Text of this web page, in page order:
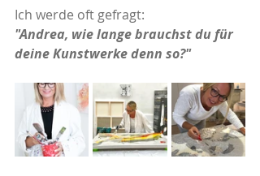
Ich werde oft gefragt:
"Andrea, wie lange brauchst du für
deine Kunstwerke denn so?"